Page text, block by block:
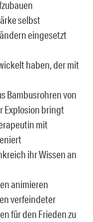
selbst
eingesetzt
haben, der mit
Bambusrohren von
Explosion bringt
mit
ihr Wissen an
animieren
verfeindeter
für den Frieden zu